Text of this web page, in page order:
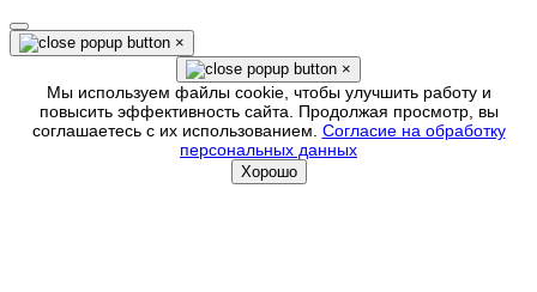
×
×
Мы используем файлы cookie, чтобы улучшить работу и
повысить эффективность сайта. Продолжая просмотр, вы
соглашаетесь с их использованием. Согласие на обработку
персональных данных
Хорошо